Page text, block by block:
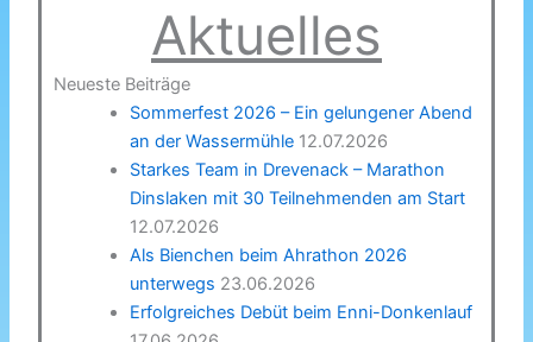
Aktuelles
Neueste Beiträge
Sommerfest 2026 – Ein gelungener Abend
an der Wassermühle 12.07.2026
Starkes Team in Drevenack – Marathon
Dinslaken mit 30 Teilnehmenden am Start
12.07.2026
Als Bienchen beim Ahrathon 2026
unterwegs 23.06.2026
Erfolgreiches Debüt beim Enni-Donkenlauf